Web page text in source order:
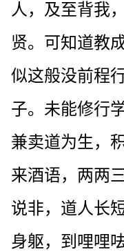
人，及至背我
贤。可知道教
似这般没前程
子。未能修行
兼卖道为生，
来酒语，两两
说非，道人长
身躯，到哩哩